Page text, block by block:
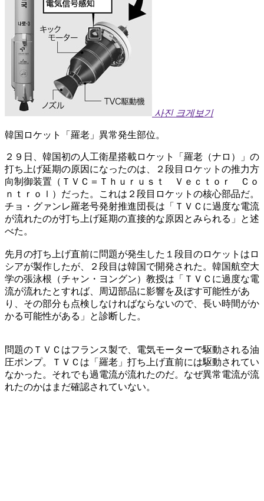
사진 크게보기
韓国ロケット「羅老」異常発生部位。
２９日、韓国初の人工衛星搭載ロケット「羅老（ナロ）」の
打ち上げ延期の原因になったのは、２段目ロケットの推力方
向制御装置（ＴＶＣ＝Ｔｈｕｒｕｓｔ Ｖｅｃｔｏｒ Ｃｏ
ｎｔｒｏｌ）だった。これは２段目ロケットの核心部品だ。
チョ・グァンレ羅老号発射推進団長は「ＴＶＣに過度な電流
が流れたのが打ち上げ延期の直接的な原因とみられる」と述
べた。
先月の打ち上げ直前に問題が発生した１段目のロケットはロ
シアが製作したが、２段目は韓国で開発された。韓国航空大
学の張泳根（チャン・ヨングン）教授は「ＴＶＣに過度な電
流が流れたとすれば、周辺部品に影響を及ぼす可能性があ
り、その部分も点検しなければならないので、長い時間がか
かる可能性がある」と診断した。
問題のＴＶＣはフランス製で、電気モーターで駆動される油
圧ポンプ。ＴＶＣは「羅老」打ち上げ直前には駆動されてい
なかった。それでも過電流が流れたのだ。なぜ異常電流が流
れたのかはまだ確認されていない。